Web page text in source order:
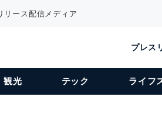
リース配信メディア
プレス
観光 テック ライフ